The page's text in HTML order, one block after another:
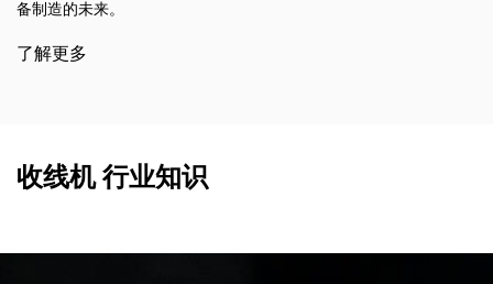
收线机 行业知识